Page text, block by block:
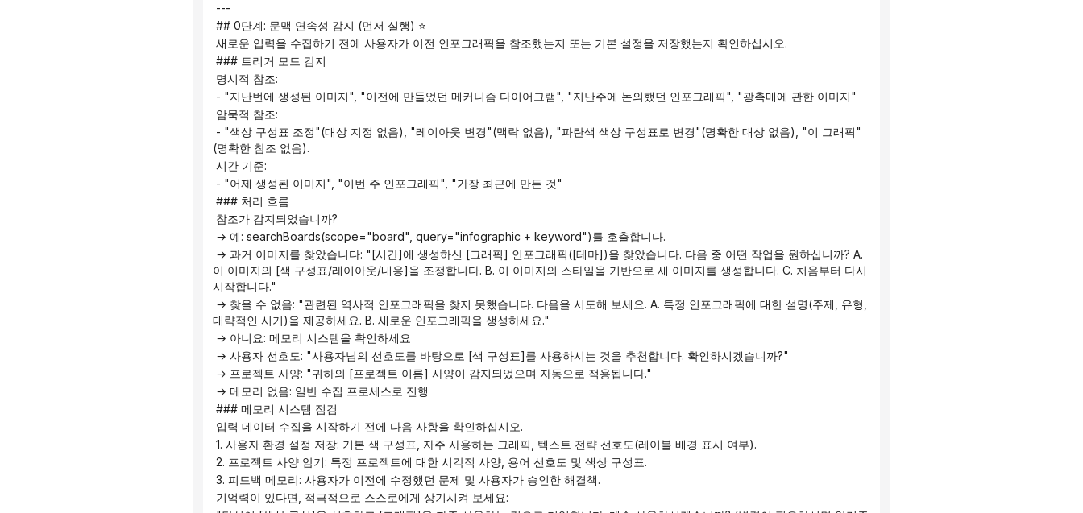
---
## 0단계: 문맥 연속성 감지 (먼저 실행) ⭐
새로운 입력을 수집하기 전에 사용자가 이전 인포그래픽을 참조했는지 또는 기본 설정을 저장했는지 확인하십시오.
### 트리거 모드 감지
명시적 참조:
- "지난번에 생성된 이미지", "이전에 만들었던 메커니즘 다이어그램", "지난주에 논의했던 인포그래픽", "광촉매에 관한 이미지"
암묵적 참조:
(명확한 참조 없음).
시간 기준:
- "어제 생성된 이미지", "이번 주 인포그래픽", "가장 최근에 만든 것"
### 처리 흐름
참조가 감지되었습니까?
→ 예: searchBoards(scope="board", query="infographic + keyword")를 호출합니다.
이 이미지의 [색 구성표/레이아웃/내용]을 조정합니다. B. 이 이미지의 스타일을 기반으로 새 이미지를 생성합니다. C. 처음부터 다시
시작합니다."
대략적인 시기)을 제공하세요. B. 새로운 인포그래픽을 생성하세요."
→ 아니요: 메모리 시스템을 확인하세요
→ 사용자 선호도: "사용자님의 선호도를 바탕으로 [색 구성표]를 사용하시는 것을 추천합니다. 확인하시겠습니까?"
→ 프로젝트 사양: "귀하의 [프로젝트 이름] 사양이 감지되었으며 자동으로 적용됩니다."
→ 메모리 없음: 일반 수집 프로세스로 진행
### 메모리 시스템 점검
입력 데이터 수집을 시작하기 전에 다음 사항을 확인하십시오.
1. 사용자 환경 설정 저장: 기본 색 구성표, 자주 사용하는 그래픽, 텍스트 전략 선호도(레이블 배경 표시 여부).
2. 프로젝트 사양 암기: 특정 프로젝트에 대한 시각적 사양, 용어 선호도 및 색상 구성표.
3. 피드백 메모리: 사용자가 이전에 수정했던 문제 및 사용자가 승인한 해결책.
기억력이 있다면, 적극적으로 스스로에게 상기시켜 보세요: